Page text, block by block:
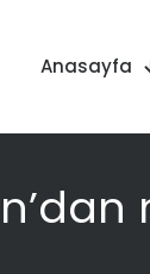
Anasayfa